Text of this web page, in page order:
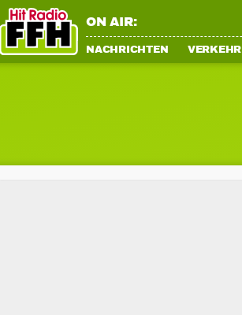
ON AIR:
NACHRICHTEN VERKEHR